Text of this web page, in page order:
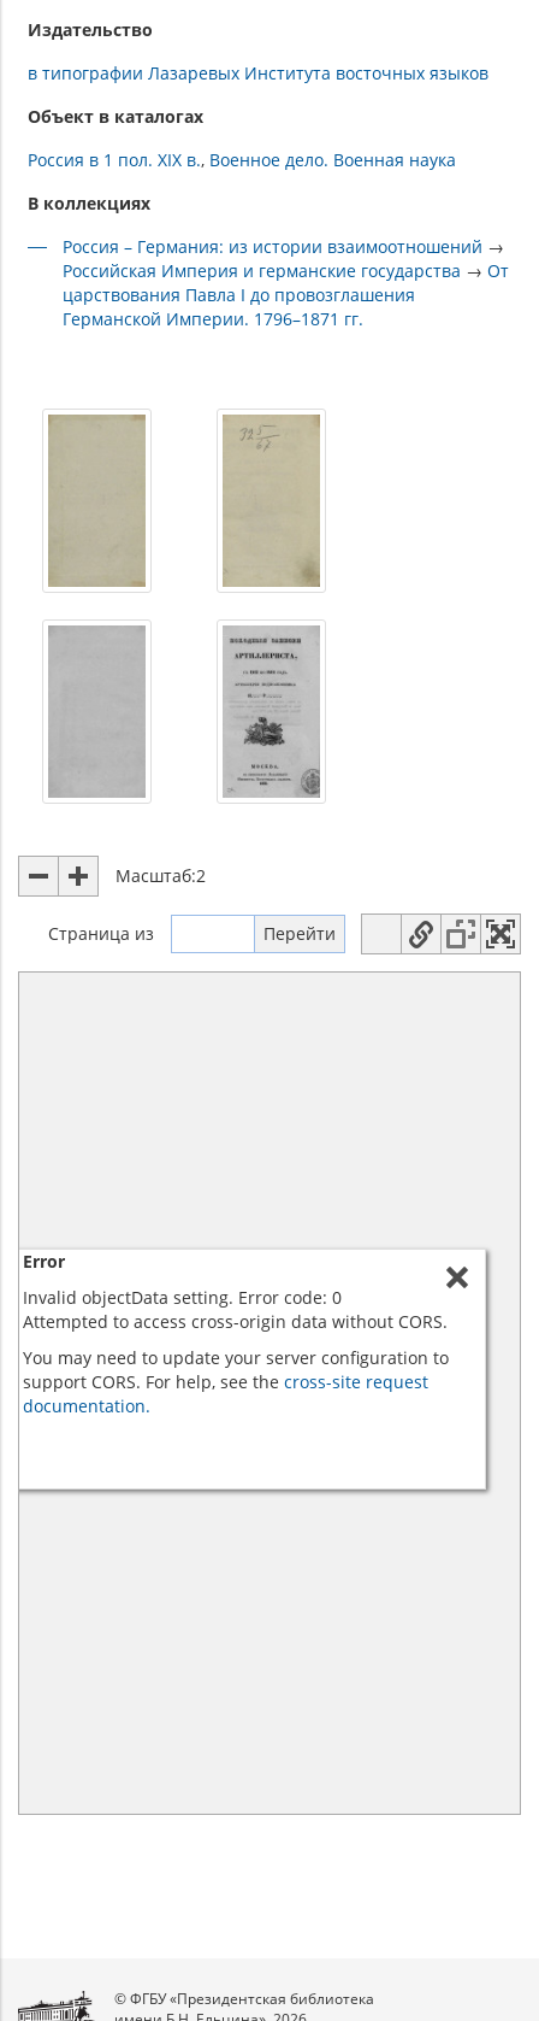
Издательство
в типографии Лазаревых Института восточных языков
Объект в каталогах
Россия в 1 пол. XIX в. Военное дело. Военная наука
В коллекциях
Россия – Германия: из истории взаимоотношений →
Российская Империя и германские государства →От
царствования Павла I до провозглашения
Германской Империи. 1796–1871 гг.
Масштаб:2
Страница из
Error
Invalid objectData setting. Error code: 0
Attempted to access cross-origin data without CORS.
You may need to update your server configuration to
support CORS. For help, see the cross-site request
documentation.
© ФГБУ «Президентская библиотека